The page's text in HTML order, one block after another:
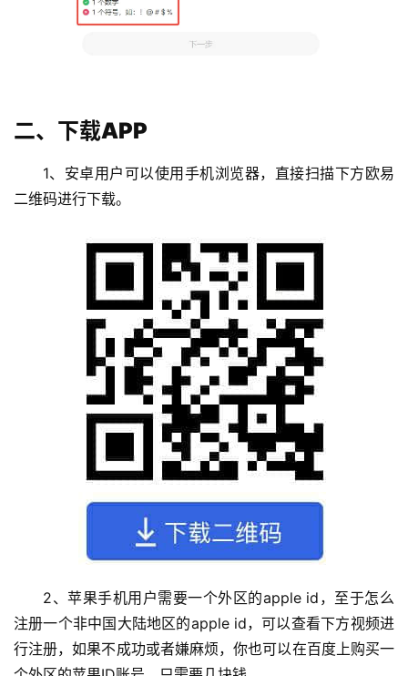
二、下载APP
1、安卓用户可以使用手机浏览器，直接扫描下方欧易
二维码进行下载。
2、苹果手机用户需要一个外区的apple id，至于怎么
注册一个非中国大陆地区的apple id，可以查看下方视频进
行注册，如果不成功或者嫌麻烦，你也可以在百度上购买一